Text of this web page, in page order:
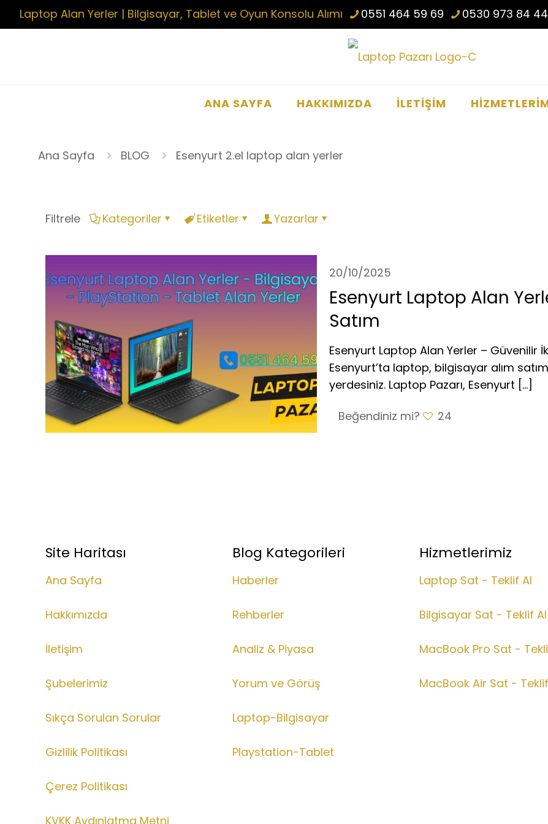
Laptop Alan Yerler | Bilgisayar, Tablet ve Oyun Konsolu Alımı 0551 464 59 69 0530 973 84 44
ANA SAYFA HAKKIMIZDA İLETİŞİM
Ana Sayfa BLOG Esenyurt 2.el laptop alan yerler
Filtrele Kategoriler Etiketler Yazarlar
20/10/2025
Esenyurt Laptop Alan
Satım
Esenyurt Laptop Alan Yerler – Güvenilir
Esenyurt’ta laptop, bilgisayar alım
yerdesiniz. Laptop Pazarı, Esenyurt […]
Beğendiniz mi? 24
Site Haritası
Ana Sayfa
Hakkımızda
İletişim
Şubelerimiz
Sıkça Sorulan Sorular
Gizlilik Politikası
Çerez Politikası
KVKK Aydınlatma Metni
Blog Kategorileri
Haberler
Rehberler
Analiz & Piyasa
Yorum ve Görüş
Laptop-Bilgisayar
Playstation-Tablet
Hizmetlerimiz
Laptop Sat - Teklif Al
Bilgisayar Sat - Teklif Al
MacBook Pro Sat -
MacBook Air Sat -